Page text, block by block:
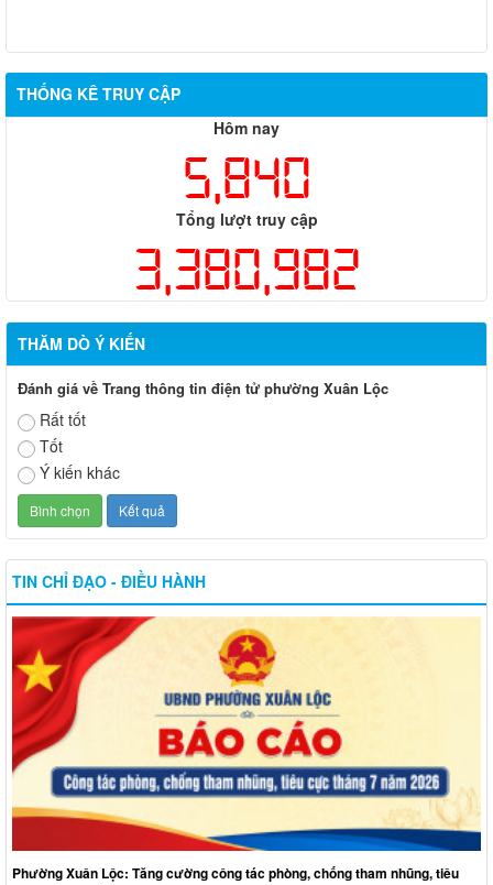
THỐNG KÊ TRUY CẬP
Hôm nay
5,840
Tổng lượt truy cập
3,380,982
THĂM DÒ Ý KIẾN
Đánh giá về Trang thông tin điện tử phường Xuân Lộc
Rất tốt
Tốt
Ý kiến khác
TIN CHỈ ĐẠO - ĐIỀU HÀNH
Phường Xuân Lộc: Tăng cường công tác phòng, chống tham nhũng, tiêu